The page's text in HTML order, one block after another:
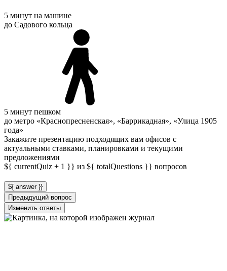
5 минут на машине
до Садового кольца
5 минут пешком
до метро «Краснопресненская», «Баррикадная», «Улица 1905
года»
Закажите презентацию подходящих вам офисов с
актуальными ставками, планировками и текущими
предложениями
${ currentQuiz + 1 }} из ${ totalQuestions }} вопросов
${ answer }}
Предыдущий вопрос
Изменить ответы